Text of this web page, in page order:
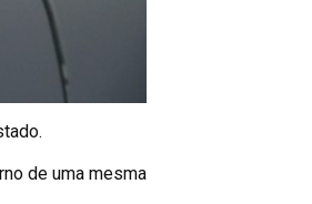
de uma mesma